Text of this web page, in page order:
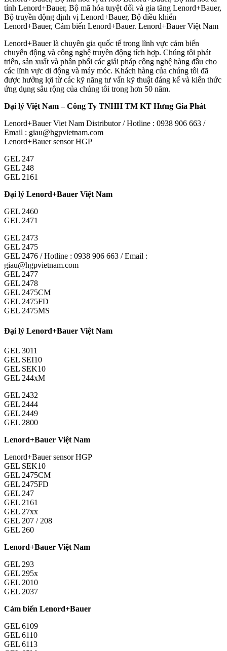
tính Lenord+Bauer, Bộ mã hóa tuyệt đối và gia tăng Lenord+Bauer,
Bộ truyền động định vị Lenord+Bauer, Bộ điều khiển
Lenord+Bauer, Cảm biến Lenord+Bauer. Lenord+Bauer Việt Nam
Lenord+Bauer là chuyên gia quốc tế trong lĩnh vực cảm biến
chuyển động và công nghệ truyền động tích hợp. Chúng tôi phát
triển, sản xuất và phân phối các giải pháp công nghệ hàng đầu cho
các lĩnh vực di động và máy móc. Khách hàng của chúng tôi đã
được hưởng lợi từ các kỹ năng tư vấn kỹ thuật đáng kể và kiến thức
ứng dụng sâu rộng của chúng tôi trong hơn 50 năm.
Đại lý Việt Nam – Công Ty TNHH TM KT Hưng Gia Phát
Lenord+Bauer Viet Nam Distributor / Hotline : 0938 906 663 /
Email : giau@hgpvietnam.com
Lenord+Bauer sensor HGP
GEL 247
GEL 248
GEL 2161
Đại lý Lenord+Bauer Việt Nam
GEL 2460
GEL 2471
GEL 2473
GEL 2475
GEL 2476 / Hotline : 0938 906 663 / Email :
giau@hgpvietnam.com
GEL 2477
GEL 2478
GEL 2475CM
GEL 2475FD
GEL 2475MS
Đại lý Lenord+Bauer Việt Nam
GEL 3011
GEL SEI10
GEL SEK10
GEL 244xM
GEL 2432
GEL 2444
GEL 2449
GEL 2800
Lenord+Bauer Việt Nam
Lenord+Bauer sensor HGP
GEL SEK10
GEL 2475CM
GEL 2475FD
GEL 247
GEL 2161
GEL 27xx
GEL 207 / 208
GEL 260
Lenord+Bauer Việt Nam
GEL 293
GEL 295x
GEL 2010
GEL 2037
Cảm biến Lenord+Bauer
GEL 6109
GEL 6110
GEL 6113